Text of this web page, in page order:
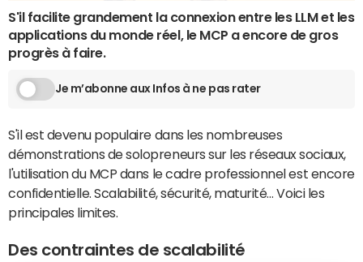
S'il facilite grandement la connexion entre les LLM et les
applications du monde réel, le MCP a encore de gros
progrès à faire.
Je m’abonne aux Infos à ne pas rater
S'il est devenu populaire dans les nombreuses
démonstrations de solopreneurs sur les réseaux sociaux,
l'utilisation du MCP dans le cadre professionnel est encore
confidentielle. Scalabilité, sécurité, maturité… Voici les
principales limites.
Des contraintes de scalabilité